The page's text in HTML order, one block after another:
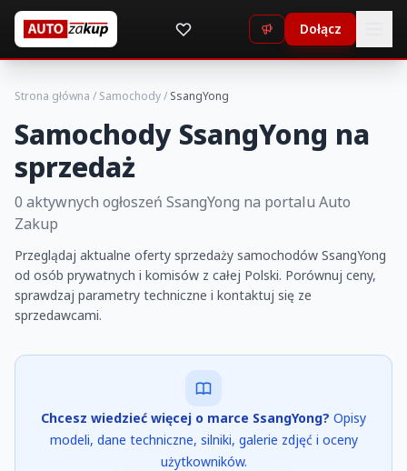
Dołącz
Strona główna / Samochody/ SsangYong
Samochody SsangYong na
sprzedaż
0 aktywnych ogłoszeń SsangYong na portalu Auto
Zakup
Przeglądaj aktualne oferty sprzedaży samochodów SsangYong
od osób prywatnych i komisów z całej Polski. Porównuj ceny,
sprawdzaj parametry techniczne i kontaktuj się ze
sprzedawcami.
Chcesz wiedzieć więcej o marce SsangYong? Opisy
modeli, dane techniczne, silniki, galerie zdjęć i oceny
użytkowników.